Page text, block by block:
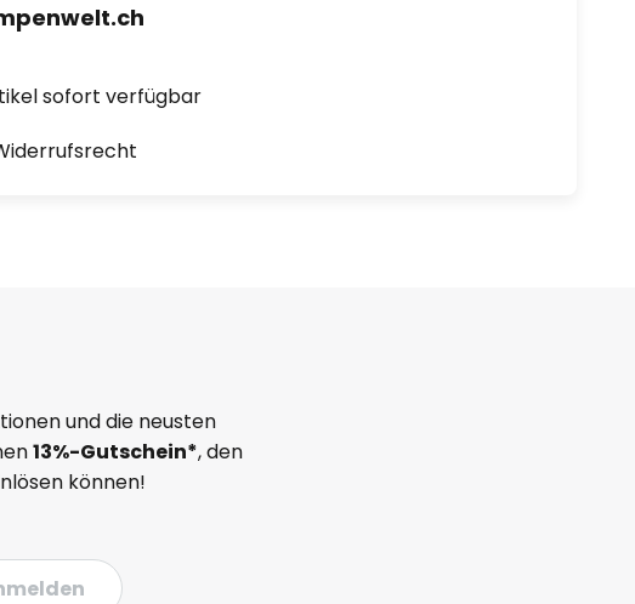
sofort verfügbar
und die neusten
13%-Gutschein*, den
können!